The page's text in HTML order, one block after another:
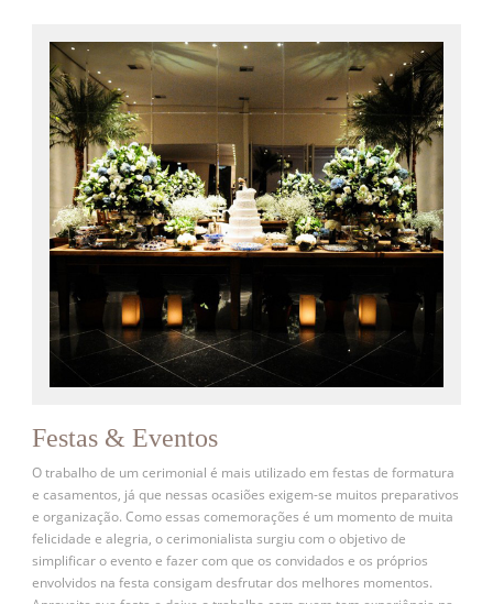
Festas & Eventos
O trabalho de um cerimonial é mais utilizado em festas de formatura
e casamentos, já que nessas ocasiões exigem-se muitos preparativos
e organização. Como essas comemorações é um momento de muita
felicidade e alegria, o cerimonialista surgiu com o objetivo de
simplificar o evento e fazer com que os convidados e os próprios
envolvidos na festa consigam desfrutar dos melhores momentos.